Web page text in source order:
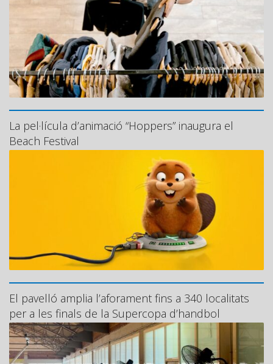
La pel·lícula d’animació “Hoppers” inaugura el
Beach Festival
El pavelló amplia l’aforament fins a 340 localitats
per a les finals de la Supercopa d’handbol